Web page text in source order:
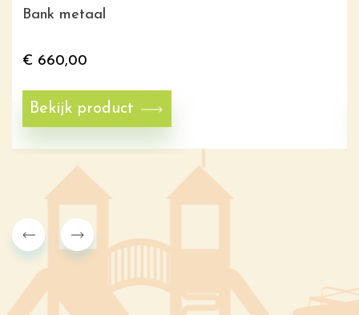
Bank metaal
€ 660,00
Bekijk product